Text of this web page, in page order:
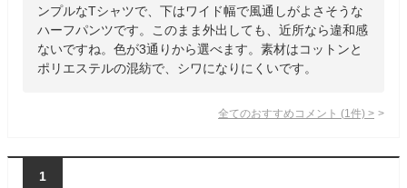
ンプルなTシャツで、下はワイド幅で風通しがよさそうな
ハーフパンツです。このまま外出しても、近所なら違和感
ないですね。色が3通りから選べます。素材はコットンと
ポリエステルの混紡で、シワになりにくいです。
全てのおすすめコメント (1 件) >
1